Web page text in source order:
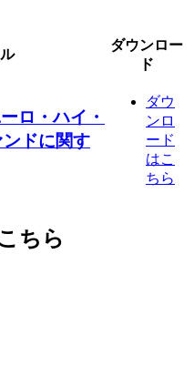
ダウンロー
ド
ロ・ハイ・
ドに関す
ダウ
ンロ
ード
はこ
ちら
ちら